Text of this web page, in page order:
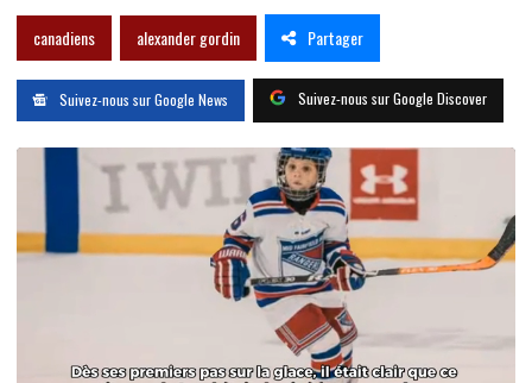
canadiens alexander gordin Partager
Suivez-nous sur Google News Suivez-nous sur Google Discover